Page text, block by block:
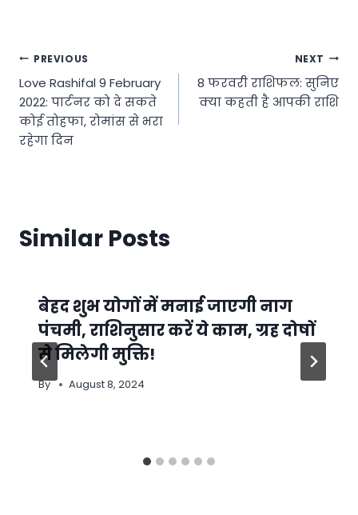
Post
navigation
PREVIOUS
Love Rashifal 9 February
2022: पार्टनर को दे सकते
कोई तोहफा, रोमांस से भरा
रहेगा दिन
NEXT
8 फरवरी राशिफल: सुनिए
क्या कहती है आपकी राशि
Similar Posts
बेहद शुभ योगों में मनाई जाएगी नाग
पंचमी, राशिनुसार करें ये काम, ग्रह दोषों
से मिलेगी मुक्ति!
By August 8, 2024